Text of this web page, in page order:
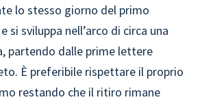
lo stesso giorno del primo
si sviluppa nell’arco di circa una
partendo dalle prime lettere
È preferibile rispettare il proprio
restando che il ritiro rimane